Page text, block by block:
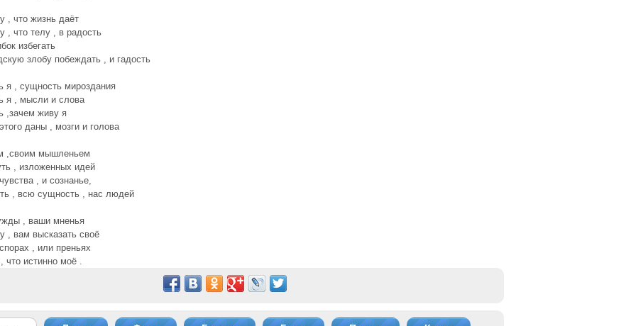
, что жизнь даёт
, что телу , в радость
избегать
злобу побеждать , и гадость
я , сущность мироздания
я , мысли и слова
,зачем живу я
даны , мозги и голова
,своим мышленьем
, изложенных идей
, и сознанье,
, всю сущность , нас людей
, ваши мненья
, вам высказать своё
, или преньях
что истинно моё .